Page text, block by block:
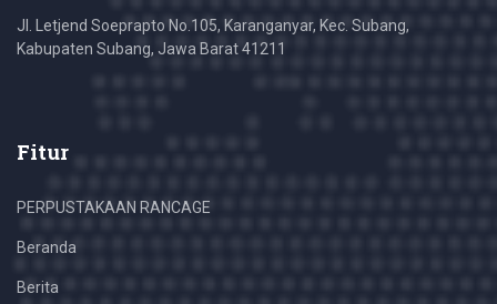
Jl. Letjend Soeprapto No.105, Karanganyar, Kec. Subang,
Kabupaten Subang, Jawa Barat 41211
Fitur
PERPUSTAKAAN RANCAGE
Beranda
Berita